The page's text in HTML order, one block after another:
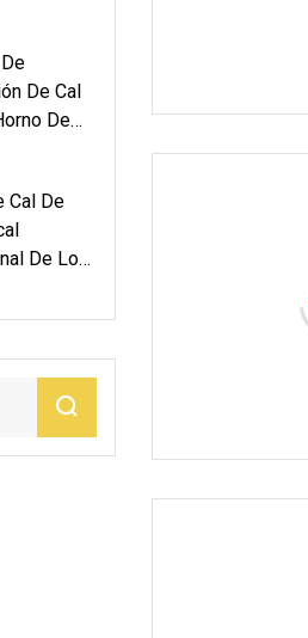
De Cal
De
Cal De
De Los